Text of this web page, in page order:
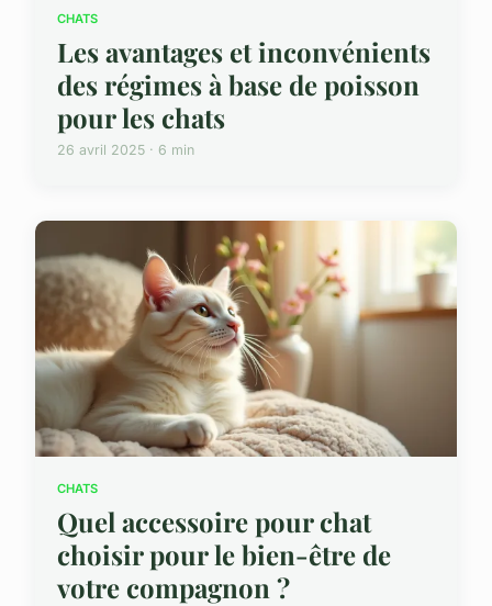
CHATS
Les avantages et inconvénients
des régimes à base de poisson
pour les chats
26 avril 2025 · 6 min
CHATS
Quel accessoire pour chat
choisir pour le bien-être de
votre compagnon ?